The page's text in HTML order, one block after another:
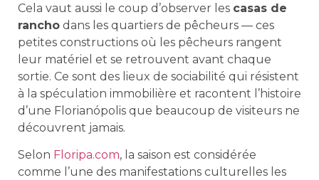
Cela vaut aussi le coup d’observer les casas de
rancho dans les quartiers de pêcheurs — ces
petites constructions où les pêcheurs rangent
leur matériel et se retrouvent avant chaque
sortie. Ce sont des lieux de sociabilité qui résistent
à la spéculation immobilière et racontent l’histoire
d’une Florianópolis que beaucoup de visiteurs ne
découvrent jamais.
Selon Floripa.com, la saison est considérée
comme l’une des manifestations culturelles les